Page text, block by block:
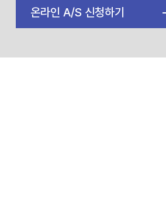
온라인 A/S 신청하기